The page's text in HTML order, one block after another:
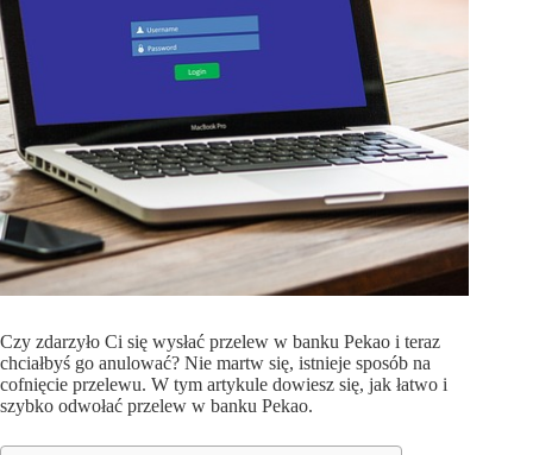
Czy zdarzyło Ci się wysłać przelew w banku Pekao i teraz
chciałbyś go anulować? Nie martw się, istnieje sposób na
cofnięcie przelewu. W tym artykule dowiesz się, jak łatwo i
szybko odwołać przelew w banku Pekao.